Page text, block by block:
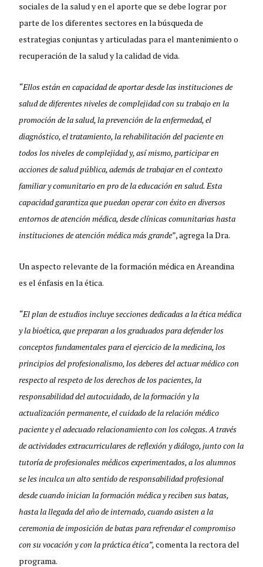
sociales de la salud y en el aporte que se debe lograr por
parte de los diferentes sectores en la búsqueda de
estrategias conjuntas y articuladas para el mantenimiento o
recuperación de la salud y la calidad de vida.
“Ellos están en capacidad de aportar desde las instituciones de
salud de diferentes niveles de complejidad con su trabajo en la
promoción de la salud, la prevención de la enfermedad, el
diagnóstico, el tratamiento, la rehabilitación del paciente en
todos los niveles de complejidad y, así mismo, participar en
acciones de salud pública, además de trabajar en el contexto
familiar y comunitario en pro de la educación en salud. Esta
capacidad garantiza que puedan operar con éxito en diversos
entornos de atención médica, desde clínicas comunitarias hasta
instituciones de atención médica más grande”, agrega la Dra.
Un aspecto relevante de la formación médica en Areandina
es el énfasis en la ética.
“El plan de estudios incluye secciones dedicadas a la ética médica
y la bioética, que preparan a los graduados para defender los
conceptos fundamentales para el ejercicio de la medicina, los
principios del profesionalismo, los deberes del actuar médico con
respecto al respeto de los derechos de los pacientes, la
responsabilidad del autocuidado, de la formación y la
actualización permanente, el cuidado de la relación médico
paciente y el adecuado relacionamiento con los colegas. A través
de actividades extracurriculares de reflexión y diálogo, junto con la
tutoría de profesionales médicos experimentados, a los alumnos
se les inculca un alto sentido de responsabilidad profesional
desde cuando inician la formación médica y reciben sus batas,
hasta la llegada del año de internado, cuando asisten a la
ceremonia de imposición de batas para refrendar el compromiso
con su vocación y con la práctica ética”,comenta la rectora del
programa.